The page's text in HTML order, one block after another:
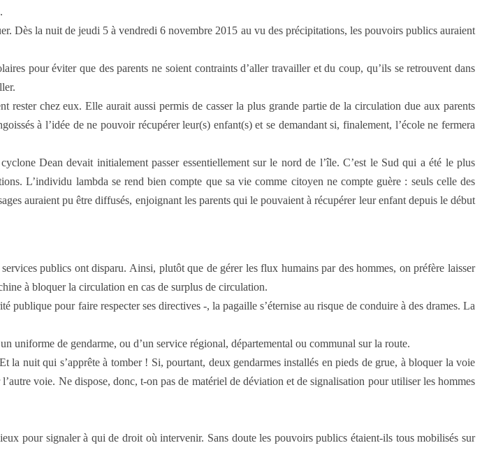
Dès la nuit de jeudi 5 à vendredi 6 novembre 2015 au vu des précipitations, les pouvoirs publics auraient
pour éviter que des parents ne soient contraints d’aller travailler et du coup, qu’ils se retrouvent dans
rester chez eux. Elle aurait aussi permis de casser la plus grande partie de la circulation due aux parents
à l’idée de ne pouvoir récupérer leur(s) enfant(s) et se demandant si, finalement, l’école ne fermera
Dean devait initialement passer essentiellement sur le nord de l’île. C’est le Sud qui a été le plus
L’individu lambda se rend bien compte que sa vie comme citoyen ne compte guère : seuls celle des
auraient pu être diffusés, enjoignant les parents qui le pouvaient à récupérer leur enfant depuis le début
publics ont disparu. Ainsi, plutôt que de gérer les flux humains par des hommes, on préfère laisser
à bloquer la circulation en cas de surplus de circulation.
pour faire respecter ses directives -, la pagaille s’éternise au risque de conduire à des drames. La
uniforme de gendarme, ou d’un service régional, départemental ou communal sur la route.
nuit qui s’apprête à tomber ! Si, pourtant, deux gendarmes installés en pieds de grue, à bloquer la voie
voie. Ne dispose, donc, t-on pas de matériel de déviation et de signalisation pour utiliser les hommes
pour signaler à qui de droit où intervenir. Sans doute les pouvoirs publics étaient-ils tous mobilisés sur